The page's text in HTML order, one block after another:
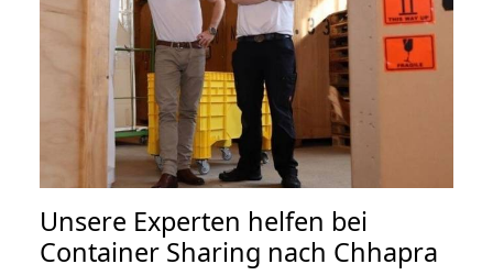
Unsere Experten helfen bei
Container Sharing nach Chhapra